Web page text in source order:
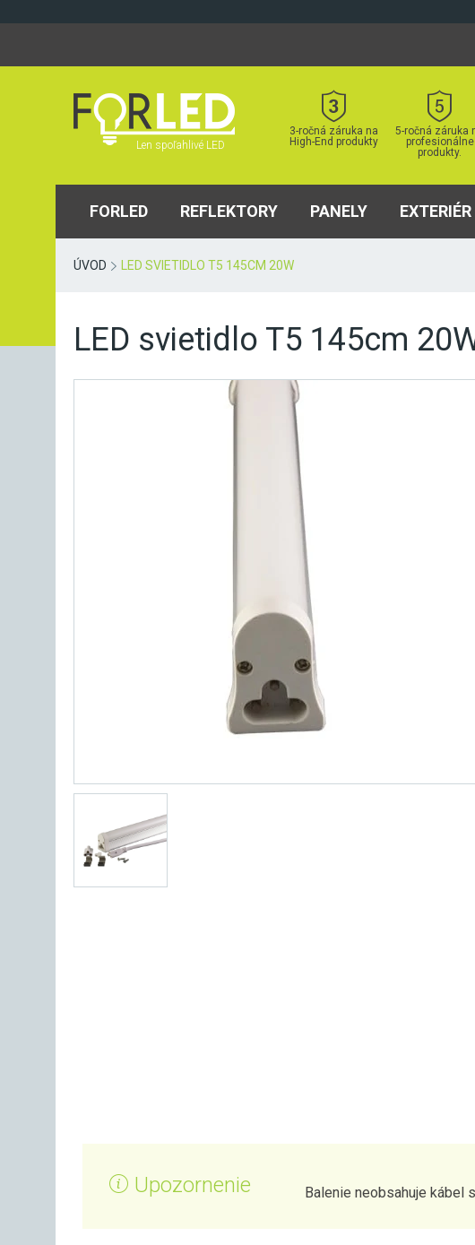
to
Len spoľahlivé LED
3-ročná záruka na
High-End produkty
5-ročná záruka
profesionálne
produkty.
FORLED REFLEKTORY PANELY EXTERIÉR
ÚVOD LED SVIETIDLO T5 145CM 20W
LED svietidlo T5 145cm
Upozornenie Balenie neobsahuje kábel